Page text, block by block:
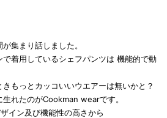
集まり話しました。
着用しているシェフパンツは 機能的で動
もっとカッコいいウエアーは無いかと？
れたのがCookman wearです。
イン及び機能性の高さから